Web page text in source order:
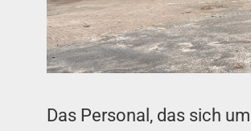
Das Personal, das sich